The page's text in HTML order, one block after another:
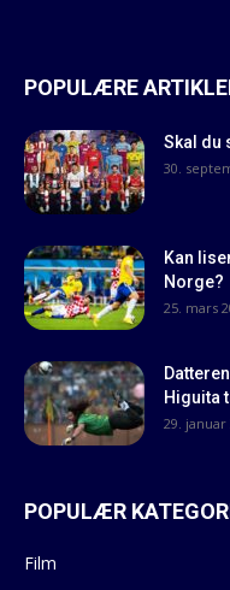
POPULÆRE
Skal du
30.
Kan
Norge?
25. mars
Higuita
29. januar
POPULÆR
Film